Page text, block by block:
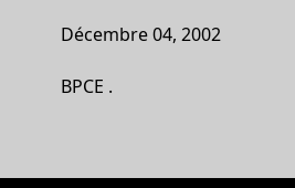
Décembre 04, 2002
BPCE .